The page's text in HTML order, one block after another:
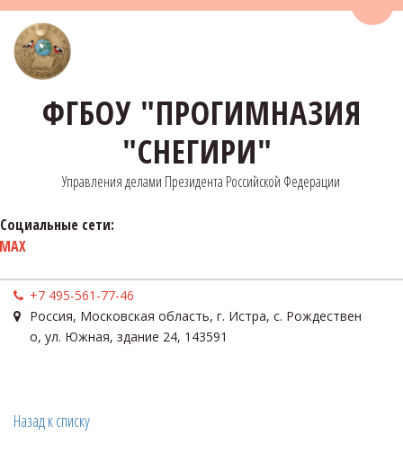
ФГБОУ "ПРОГИМНАЗИЯ
"СНЕГИРИ"
Управления делами Президента Российской Федерации
Социальные сети:
MAX
+7 495-561-77-46
Россия, Московская область, г. Истра, с. Рождествен
о, ул. Южная, здание 24, 143591
Назад к списку